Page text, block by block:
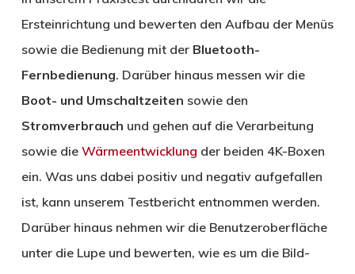
Ersteinrichtung und bewerten den Aufbau der Menüs
sowie die Bedienung mit der Bluetooth-
Fernbedienung. Darüber hinaus messen wir die
Boot- und Umschaltzeiten sowie den
Stromverbrauch und gehen auf die Verarbeitung
sowie die Wärmeentwicklung der beiden 4K-Boxen
ein. Was uns dabei positiv und negativ aufgefallen
ist, kann unserem Testbericht entnommen werden.
Darüber hinaus nehmen wir die Benutzeroberfläche
unter die Lupe und bewerten, wie es um die Bild-